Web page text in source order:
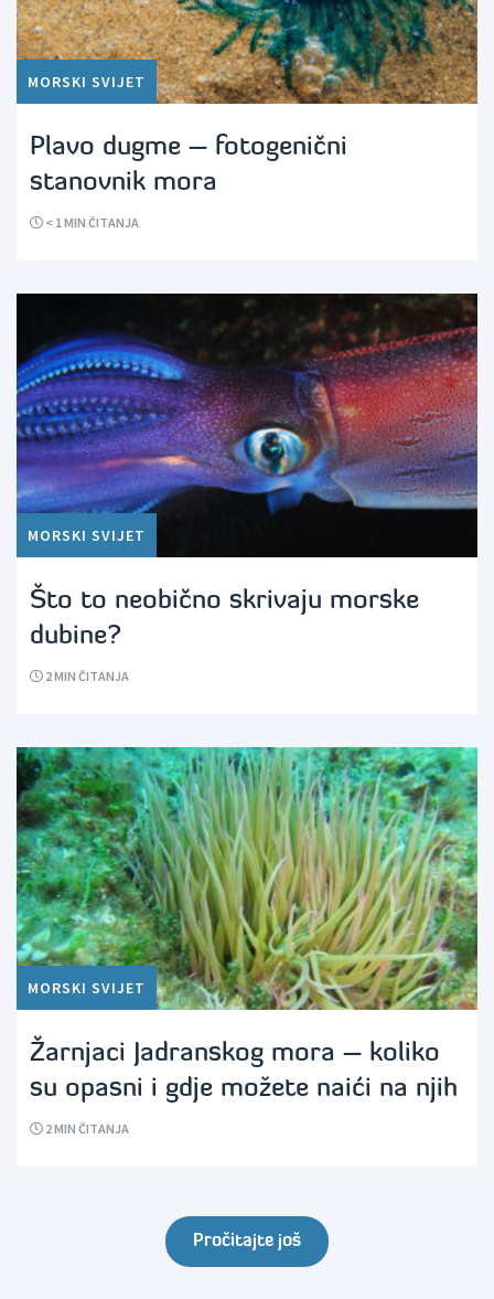
MORSKI SVIJET
Plavo dugme – fotogenični
stanovnik mora
< 1 MIN ČITANJA
MORSKI SVIJET
Što to neobično skrivaju morske
dubine?
2MIN ČITANJA
MORSKI SVIJET
Žarnjaci Jadranskog mora – koliko
su opasni i gdje možete naići na njih
2MIN ČITANJA
Pročitajte još